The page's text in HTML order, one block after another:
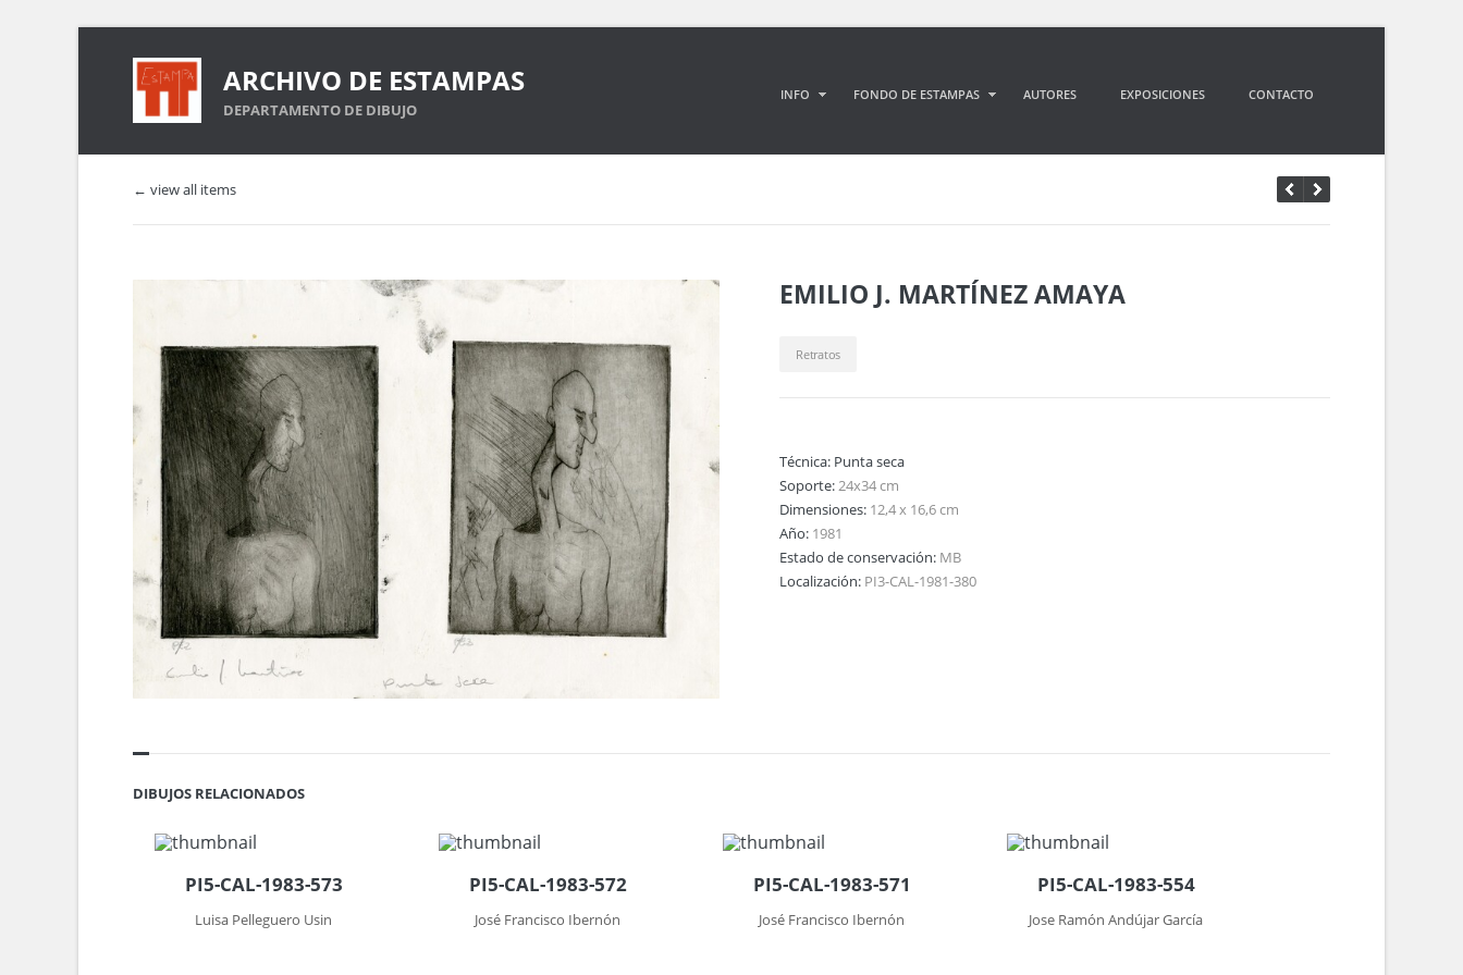
ARCHIVO DE ESTAMPAS
DEPARTAMENTO DE DIBUJO
INFO FONDO DE ESTAMPAS AUTORES EXPOSICIONES CONTACTO
← view all items
EMILIO J. MARTÍNEZ AMAYA
Retratos
Técnica: Punta seca
Soporte:24x34 cm
Dimensiones: 12,4 x 16,6 cm
Año: 1981
Estado de conservación: MB
Localización: PI3-CAL-1981-380
DIBUJOS RELACIONADOS
PI5-CAL-1983-573
Luisa Pelleguero Usin
PI5-CAL-1983-572
José Francisco Ibernón
PI5-CAL-1983-571
José Francisco Ibernón
PI5-CAL-1983-554
Jose Ramón Andújar García